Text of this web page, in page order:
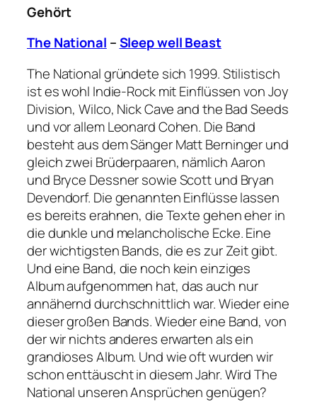
Gehört
The National –Sleep well Beast
The National gründete sich 1999. Stilistisch
ist es wohl Indie-Rock mit Einflüssen von Joy
Division, Wilco, Nick Cave and the Bad Seeds
und vor allem Leonard Cohen. Die Band
besteht aus dem Sänger Matt Berninger und
gleich zwei Brüderpaaren, nämlich Aaron
und Bryce Dessner sowie Scott und Bryan
Devendorf. Die genannten Einflüsse lassen
es bereits erahnen, die Texte gehen eher in
die dunkle und melancholische Ecke. Eine
der wichtigsten Bands, die es zur Zeit gibt.
Und eine Band, die noch kein einziges
Album aufgenommen hat, das auch nur
annähernd durchschnittlich war. Wieder eine
dieser großen Bands. Wieder eine Band, von
der wir nichts anderes erwarten als ein
grandioses Album. Und wie oft wurden wir
schon enttäuscht in diesem Jahr. Wird The
National unseren Ansprüchen genügen?